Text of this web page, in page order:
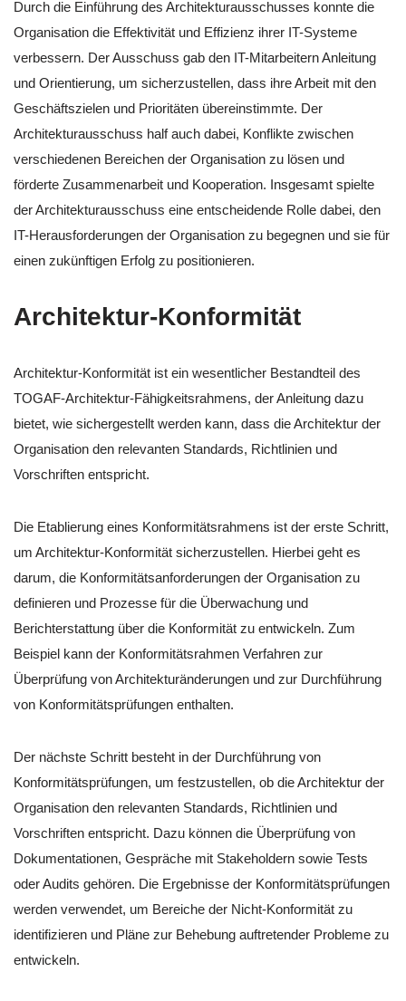
Durch die Einführung des Architekturausschusses konnte die
Organisation die Effektivität und Effizienz ihrer IT-Systeme
verbessern. Der Ausschuss gab den IT-Mitarbeitern Anleitung
und Orientierung, um sicherzustellen, dass ihre Arbeit mit den
Geschäftszielen und Prioritäten übereinstimmte. Der
Architekturausschuss half auch dabei, Konflikte zwischen
verschiedenen Bereichen der Organisation zu lösen und
förderte Zusammenarbeit und Kooperation. Insgesamt spielte
der Architekturausschuss eine entscheidende Rolle dabei, den
IT-Herausforderungen der Organisation zu begegnen und sie für
einen zukünftigen Erfolg zu positionieren.
Architektur-Konformität
Architektur-Konformität ist ein wesentlicher Bestandteil des
TOGAF-Architektur-Fähigkeitsrahmens, der Anleitung dazu
bietet, wie sichergestellt werden kann, dass die Architektur der
Organisation den relevanten Standards, Richtlinien und
Vorschriften entspricht.
Die Etablierung eines Konformitätsrahmens ist der erste Schritt,
um Architektur-Konformität sicherzustellen. Hierbei geht es
darum, die Konformitätsanforderungen der Organisation zu
definieren und Prozesse für die Überwachung und
Berichterstattung über die Konformität zu entwickeln. Zum
Beispiel kann der Konformitätsrahmen Verfahren zur
Überprüfung von Architekturänderungen und zur Durchführung
von Konformitätsprüfungen enthalten.
Der nächste Schritt besteht in der Durchführung von
Konformitätsprüfungen, um festzustellen, ob die Architektur der
Organisation den relevanten Standards, Richtlinien und
Vorschriften entspricht. Dazu können die Überprüfung von
Dokumentationen, Gespräche mit Stakeholdern sowie Tests
oder Audits gehören. Die Ergebnisse der Konformitätsprüfungen
werden verwendet, um Bereiche der Nicht-Konformität zu
identifizieren und Pläne zur Behebung auftretender Probleme zu
entwickeln.